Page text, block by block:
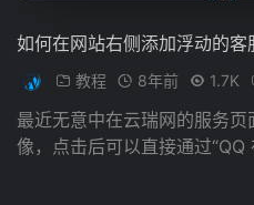
如何在网站右侧添加浮动的客
教程 8年前 1.7K
最近无意中在云瑞网的服务
像，点击后可以直接通过